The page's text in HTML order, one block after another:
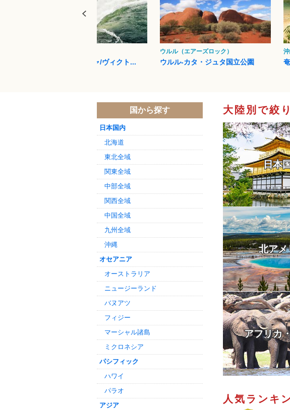
モシ・オ・トゥニャ/ヴィクト...
ウルル（エアーズロック）
ウルル-カタ・ジュタ国立公園
大陸別で絞
日本
北アメ
アフリカ
人気ランキ
国から探す
日本国内
北海道
東北全域
関東全域
中部全域
関西全域
中国全域
九州全域
沖縄
オセアニア
オーストラリア
ニュージーランド
バヌアツ
フィジー
マーシャル諸島
ミクロネシア
パシフィック
ハワイ
パラオ
アジア